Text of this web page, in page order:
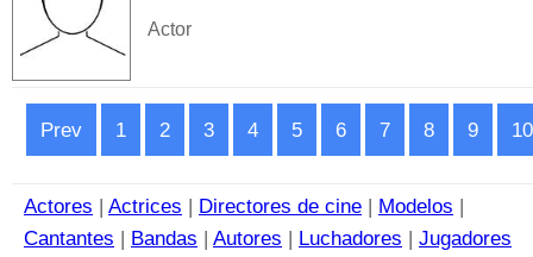
Actor
Prev 1 2 3 4 5 6 7 8 9 10
Actores | Actrices | Directores de cine | Modelos |
Cantantes | Bandas | Autores | Luchadores | Jugadores